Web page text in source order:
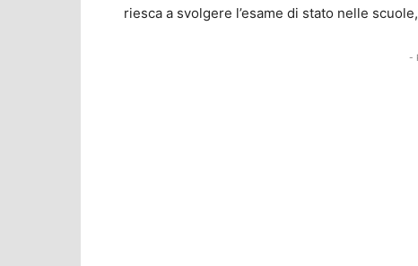
riesca a svolgere l’esame di stato nelle
-